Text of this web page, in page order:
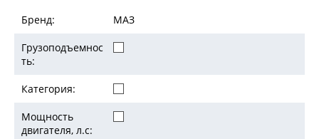
Бренд: МАЗ
Грузоподъемнос
ть:
Категория:
Мощность
двигателя, л.с: